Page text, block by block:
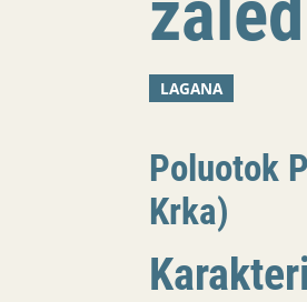
LAGANA
Poluotok
Krka)